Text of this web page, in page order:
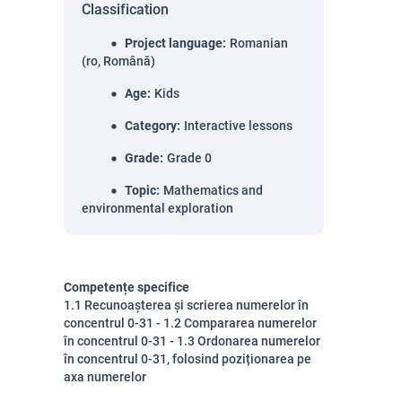
Classification
Project language: Romanian
(ro, Română)
Age: Kids
Category: Interactive lessons
Grade: Grade 0
Topic: Mathematics and
environmental exploration
Competențe specifice
1.1 Recunoașterea și scrierea numerelor în
concentrul 0-31 - 1.2 Compararea numerelor
în concentrul 0-31 - 1.3 Ordonarea numerelor
în concentrul 0-31, folosind poziționarea pe
axa numerelor